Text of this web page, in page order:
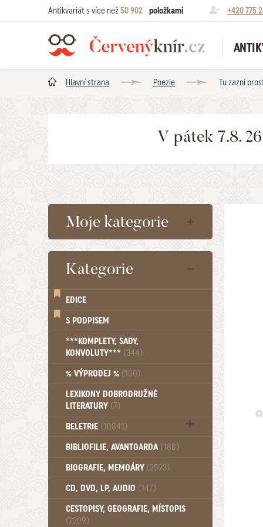
Antikvariát s více než50 902 položkami +420 775
Hlavní strana Poezie Tu zazní
V pátek 7.8.
Moje kategorie
Kategorie
EDICE
S PODPISEM
***KOMPLETY, SADY,
KONVOLUTY*** (344)
% VÝPRODEJ % (100)
LEXIKONY DOBRODRUŽNÉ
LITERATURY (7)
BELETRIE (10841)
Beletrie - Historická (1388)
Beletrie - Povídky (1757)
Beletrie - Válečné romány (489)
Beletrie - Ženské a dívčí romány
(1522)
BIBLIOFILIE, AVANTGARDA (180)
BIOGRAFIE, MEMOÁRY (2593)
CD, DVD, LP, AUDIO (147)
CESTOPISY, GEOGRAFIE, MÍSTOPIS
(2209)